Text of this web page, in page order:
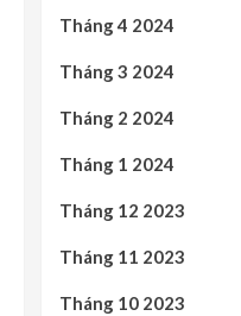
Tháng 4 2024
Tháng 3 2024
Tháng 2 2024
Tháng 1 2024
Tháng 12 2023
Tháng 11 2023
Tháng 10 2023